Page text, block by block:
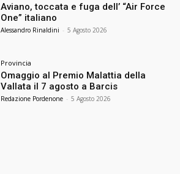
Aviano, toccata e fuga dell’ “Air Force
One” italiano
Alessandro Rinaldini - 5 Agosto 2026
Provincia
Omaggio al Premio Malattia della
Vallata il 7 agosto a Barcis
Redazione Pordenone - 5 Agosto 2026